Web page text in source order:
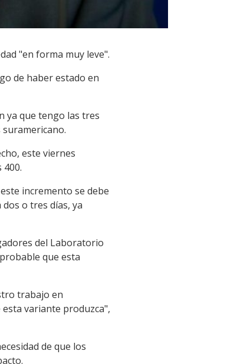
"en forma muy leve".
de haber estado en
ya que tengo las tres
este viernes
incremento se debe
o tres días, ya
del Laboratorio
que esta
trabajo en
esta variante produzca",
de que los